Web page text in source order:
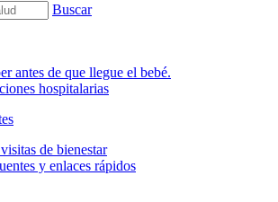
Buscar
antes de que llegue el bebé.
hospitalarias
de bienestar
y enlaces rápidos